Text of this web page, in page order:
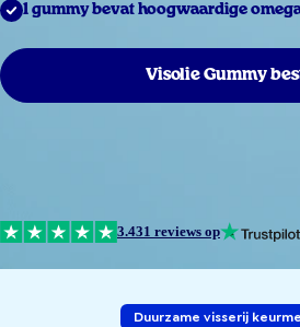
1 gummy bevat hoogwaardige
Visolie Gummy
3.431 reviews op
Duurzame visserij